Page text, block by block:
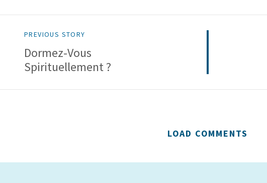
PREVIOUS STORY
Dormez-Vous
Spirituellement ?
LOAD COMMENTS